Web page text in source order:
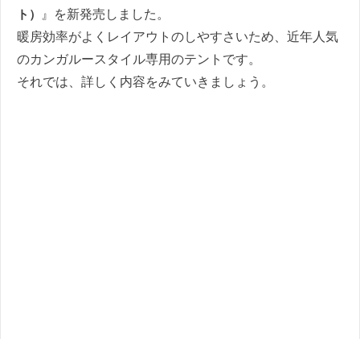
ト）
』を新発売しました。
暖房効率がよくレイアウトのしやすさいため、近年人気
のカンガルースタイル専用のテントです。
それでは、詳しく内容をみていきましょう。